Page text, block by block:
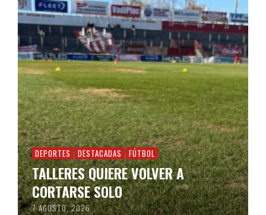
DEPORTES DESTACADAS FÚTBOL
TALLERES QUIERE VOLVER A
CORTARSE SOLO
7 AGOSTO, 2026